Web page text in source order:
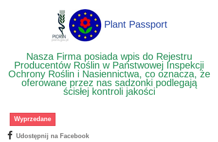
Plant Passport
Nasza Firma posiada wpis do Rejestru
Producentów Roślin w Państwowej Inspekcji
Ochrony Roślin i Nasiennictwa, co oznacza, że
oferowane przez nas sadzonki podlegają
ścisłej kontroli jakości
Wyprzedane
Udostępnij na Facebook